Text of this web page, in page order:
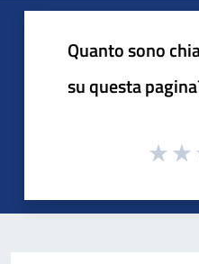
Quanto sono
su questa